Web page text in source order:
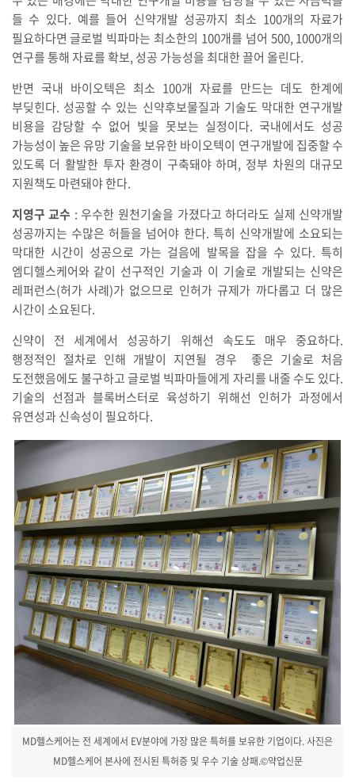
들 수 있다. 예를 들어 신약개발 성공까지 최소 100개의 자료가
필요하다면 글로벌 빅파마는 최소한의 100개를 넘어 500, 1000개의
연구를 통해 자료를 확보, 성공 가능성을 최대한 끌어 올린다.
반면 국내 바이오텍은 최소 100개 자료를 만드는 데도 한계에
부딪힌다. 성공할 수 있는 신약후보물질과 기술도 막대한 연구개발
비용을 감당할 수 없어 빛을 못보는 실정이다. 국내에서도 성공
가능성이 높은 유망 기술을 보유한 바이오텍이 연구개발에 집중할 수
있도록 더 활발한 투자 환경이 구축돼야 하며, 정부 차원의 대규모
지원책도 마련돼야 한다.
지영구 교수 : 우수한 원천기술을 가졌다고 하더라도 실제 신약개발
성공까지는 수많은 허들을 넘어야 한다. 특히 신약개발에 소요되는
막대한 시간이 성공으로 가는 걸음에 발목을 잡을 수 있다. 특히
엠디헬스케어와 같이 선구적인 기술과 이 기술로 개발되는 신약은
레퍼런스(허가 사례)가 없으므로 인허가 규제가 까다롭고 더 많은
시간이 소요된다.
신약이 전 세계에서 성공하기 위해선 속도도 매우 중요하다.
행정적인 절차로 인해 개발이 지연될 경우 좋은 기술로 처음
도전했음에도 불구하고 글로벌 빅파마들에게 자리를 내줄 수도 있다.
기술의 선점과 블록버스터로 육성하기 위해선 인허가 과정에서
유연성과 신속성이 필요하다.
MD헬스케어는 전 세계에서 EV분야에 가장 많은 특허를 보유한 기업이다. 사진은
MD헬스케어 본사에 전시된 특허증 및 우수 기술 상패.©약업신문